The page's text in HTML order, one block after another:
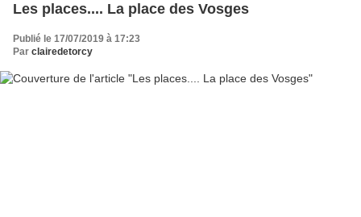
Les places.... La place des Vosges
Publié le 17/07/2019 à 17:23
Par clairedetorcy